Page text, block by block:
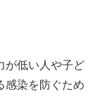
が低い人や子ど
感染を防ぐため